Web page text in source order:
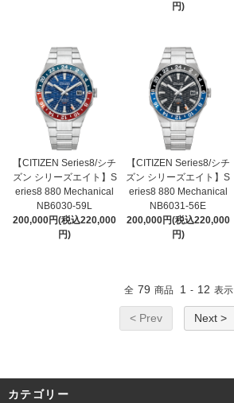
円)
【CITIZEN Series8/シチ
ズン シリーズエイト】S
eries8 880 Mechanical
NB6030-59L
200,000円(税込220,000
円)
【CITIZEN Series8/シチ
ズン シリーズエイト】S
eries8 880 Mechanical
NB6031-56E
200,000円(税込220,000
円)
全 79 商品 1 - 12 表示
< Prev Next >
カテゴリー